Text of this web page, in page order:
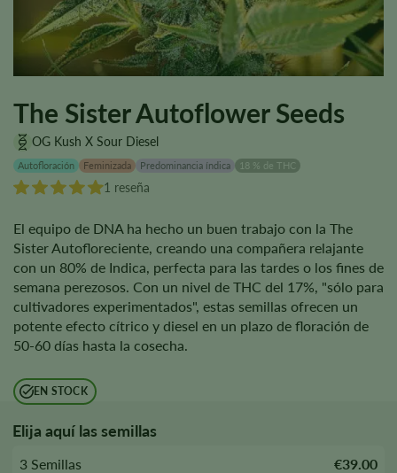
The Sister Autoflower Seeds
OG Kush X Sour Diesel
Autofloración Feminizada Predominancia índica 18 % de THC
1 reseña
El equipo de DNA ha hecho un buen trabajo con la The
Sister Autofloreciente, creando una compañera relajante
con un 80% de Indica, perfecta para las tardes o los fines de
semana perezosos. Con un nivel de THC del 17%, "sólo para
cultivadores experimentados", estas semillas ofrecen un
potente efecto cítrico y diesel en un plazo de floración de
50-60 días hasta la cosecha.
EN STOCK
Elija aquí las semillas
3 Semillas €39.00